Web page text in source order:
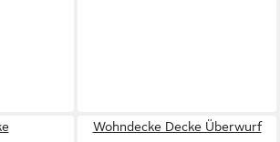
Wohndecke Decke Überwurf